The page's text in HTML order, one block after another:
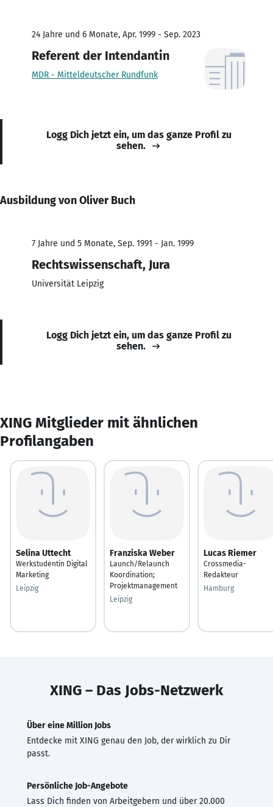
24 Jahre und 6 Monate, Apr. 1999 - Sep. 2023
Referent der Intendantin
MDR - Mitteldeutscher Rundfunk
Logg Dich jetzt ein, um das ganze Profil zu
sehen.
Ausbildung von Oliver Buch
7 Jahre und 5 Monate, Sep. 1991 - Jan. 1999
Rechtswissenschaft, Jura
Universität Leipzig
Logg Dich jetzt ein, um das ganze Profil zu
sehen.
XING Mitglieder mit ähnlichen
Profilangaben
Selina Uttecht
Werkstudentin Digital
Marketing
Leipzig
Franziska Weber
Launch/Relaunch
Koordination;
Projektmanagement
Leipzig
Lucas Riemer
Crossmedia-
Redakteur
Hamburg
XING – Das Jobs-Netzwerk
Über eine Million Jobs
Entdecke mit XING genau den Job, der wirklich zu Dir
passt.
Persönliche Job-Angebote
Lass Dich finden von Arbeitgebern und über 20.000